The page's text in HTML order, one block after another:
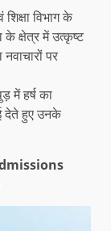
विभाग के
के क्षेत्र में उत्कृष्ट
पर
में हर्ष का
देते हुए उनके